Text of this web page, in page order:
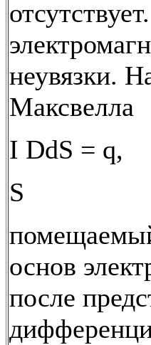
неувязки.
Максвелла
I DdS = q,
S
основ
после